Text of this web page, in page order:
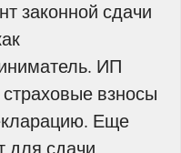
законной сдачи
ИП
взносы
Еще
для сдачи